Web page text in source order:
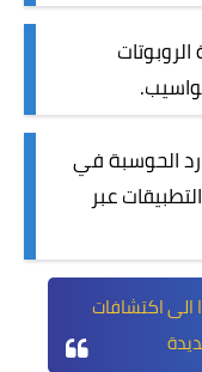
الحوسبة في
عبر
الى اكتشافات